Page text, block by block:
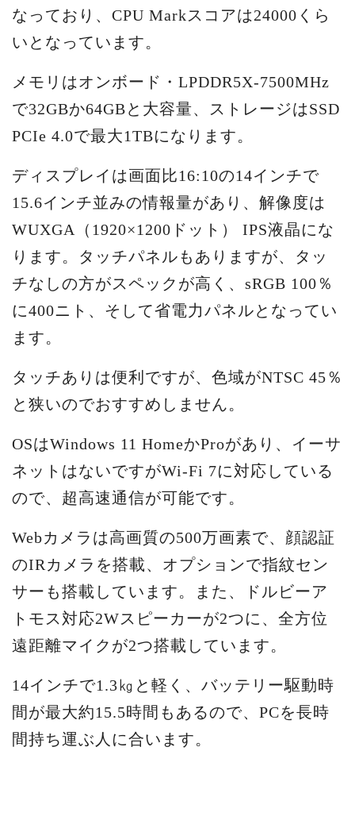
なっており、CPU Markスコアは24000くら
いとなっています。
メモリはオンボード・LPDDR5X-7500MHz
で32GBか64GBと大容量、ストレージはSSD
PCIe 4.0で最大1TBになります。
ディスプレイは画面比16:10の14インチで
15.6インチ並みの情報量があり、解像度は
WUXGA（1920×1200ドット） IPS液晶にな
ります。タッチパネルもありますが、タッ
チなしの方がスペックが高く、sRGB 100％
に400ニト、そして省電力パネルとなってい
ます。
タッチありは便利ですが、色域がNTSC 45％
と狭いのでおすすめしません。
OSはWindows 11 HomeかProがあり、イーサ
ネットはないですがWi-Fi 7に対応している
ので、超高速通信が可能です。
Webカメラは高画質の500万画素で、顔認証
のIRカメラを搭載、オプションで指紋セン
サーも搭載しています。また、ドルビーア
トモス対応2Wスピーカーが2つに、全方位
遠距離マイクが2つ搭載しています。
14インチで1.3㎏と軽く、バッテリー駆動時
間が最大約15.5時間もあるので、PCを長時
間持ち運ぶ人に合います。